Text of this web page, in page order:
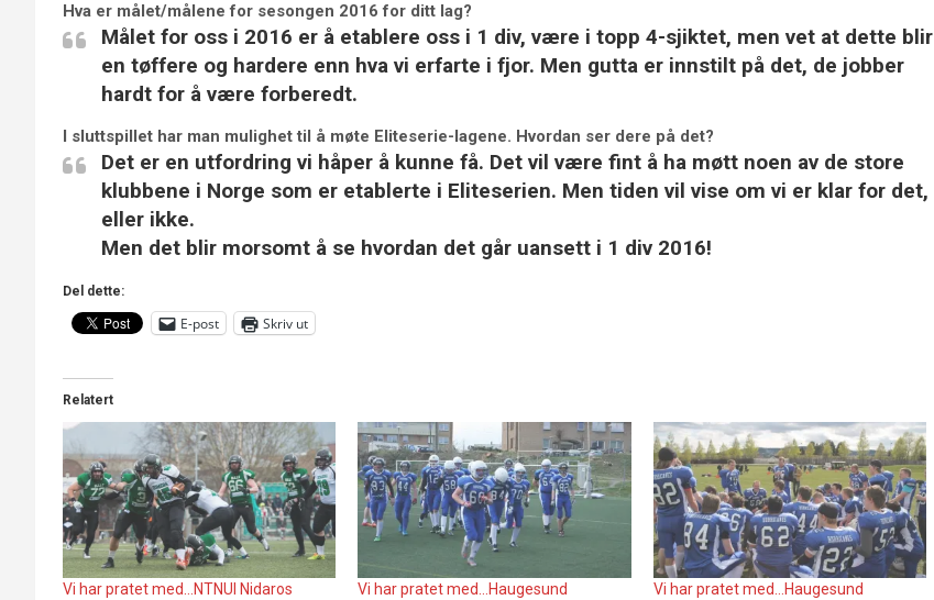
Hva er målet/målene for sesongen 2016 for ditt lag?
Målet for oss i 2016 er å etablere oss i 1 div, være i topp 4-sjiktet, men vet at dette blir
en tøffere og hardere enn hva vi erfarte i fjor. Men gutta er innstilt på det, de jobber
hardt for å være forberedt.
I sluttspillet har man mulighet til å møte Eliteserie-lagene. Hvordan ser dere på det?
Det er en utfordring vi håper å kunne få. Det vil være fint å ha møtt noen av de store
klubbene i Norge som er etablerte i Eliteserien. Men tiden vil vise om vi er klar for det,
eller ikke.
Men det blir morsomt å se hvordan det går uansett i 1 div 2016!
Del dette:
E-post Skriv ut
Relatert
Vi har pratet med…NTNUI Nidaros
Vi har pratet med…Haugesund
Vi har pratet med…Haugesund